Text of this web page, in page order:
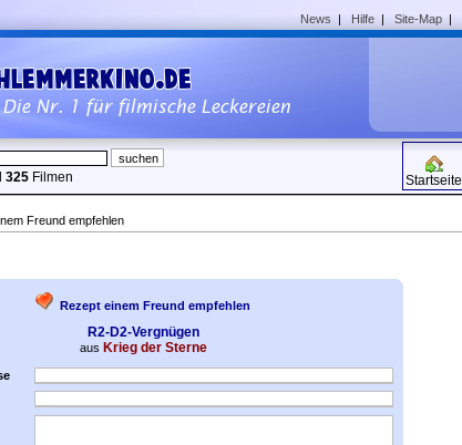
News | Hilfe | Site-Map |
325 Filmen Startseite
Freund empfehlen
Rezept einem Freund empfehlen
R2-D2-Vergnügen
aus Krieg der Sterne